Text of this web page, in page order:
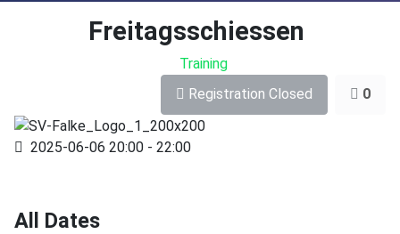
Freitagsschiessen
Training
Registration Closed
0
2025-06-06 20:00 - 22:00
All Dates